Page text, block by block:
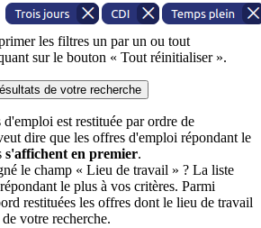
les filtres un par un ou tout
sur le bouton « Tout réinitialiser ».
de votre recherche
est restituée par ordre de
dire que les offres d'emploi répondant le
s'affichent en premier.
le champ « Lieu de travail » ? La liste
le plus à vos critères. Parmi
restituées les offres dont le lieu de travail
votre recherche.